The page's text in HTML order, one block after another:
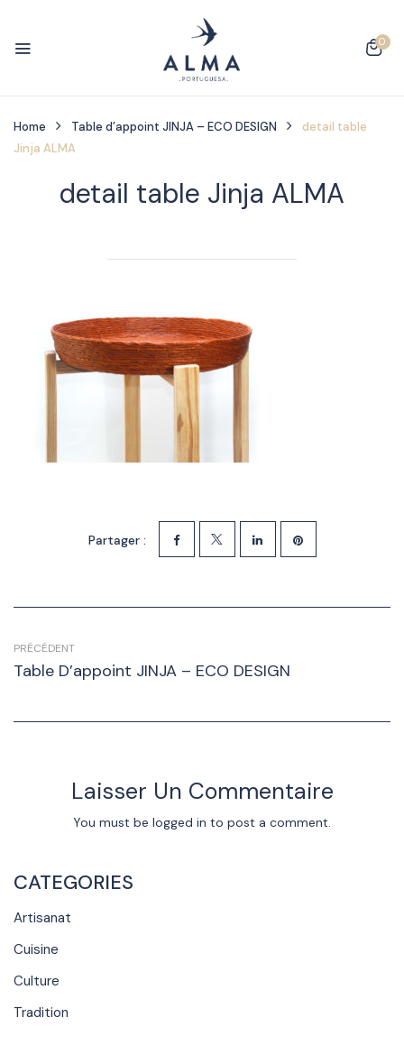
0
Home Table d’appoint JINJA – ECO DESIGN
detail table
Jinja ALMA
detail table Jinja ALMA
CATEGORIES
Artisanat
Cuisine
Culture
Tradition
Partager :
PRÉCÉDENT
Table D’appoint JINJA – ECO DESIGN
Laisser Un Commentaire
You must be logged in to post a comment.